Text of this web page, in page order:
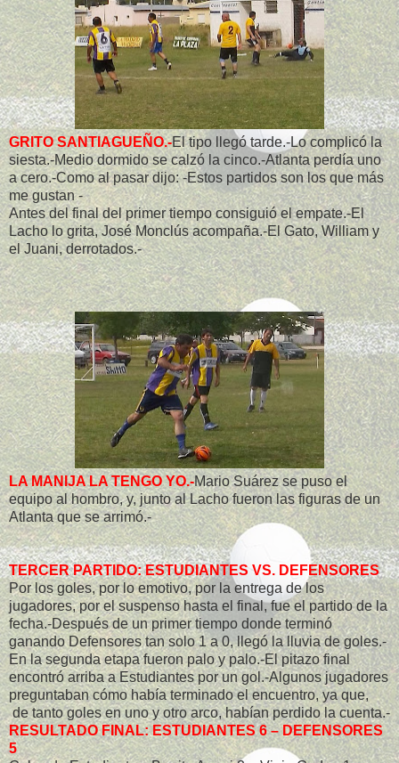
GRITO SANTIAGUEÑO.-El tipo llegó tarde.-Lo complicó la
siesta.-Medio dormido se calzó la cinco.-Atlanta perdía uno
a cero.-Como al pasar dijo: -Estos partidos son los que más
me gustan -
Antes del final del primer tiempo consiguió el empate.-El
Lacho lo grita, José Monclús acompaña.-El Gato, William y
el Juani, derrotados.-
LA MANIJA LA TENGO YO.-Mario Suárez se puso el
equipo al hombro, y, junto al Lacho fueron las figuras de un
Atlanta que se arrimó.-
TERCER PARTIDO: ESTUDIANTES VS. DEFENSORES
Por los goles, por lo emotivo, por la entrega de los
jugadores, por el suspenso hasta el final, fue el partido de la
fecha.-Después de un primer tiempo donde terminó
ganando Defensores tan solo1 a0, llegó la lluvia de goles.-
En la segunda etapa fueron palo y palo.-El pitazo final
encontró arriba a Estudiantes por un gol.-Algunos jugadores
preguntaban cómo había terminado el encuentro, ya que,
de tanto goles en uno y otro arco, habían perdido la cuenta.-
RESULTADO FINAL: ESTUDIANTES 6 – DEFENSORES
5